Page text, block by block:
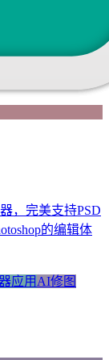
，完美支持PSD
的编辑体
应用 AI修图